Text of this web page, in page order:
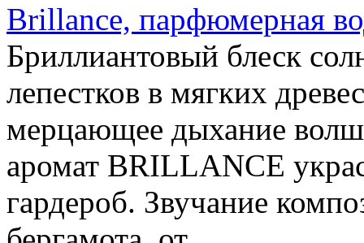
Brillance, парфюмерная
Бриллиантовый блеск
лепестков в мягких
мерцающее дыхание
аромат BRILLANCE
гардероб. Звучание